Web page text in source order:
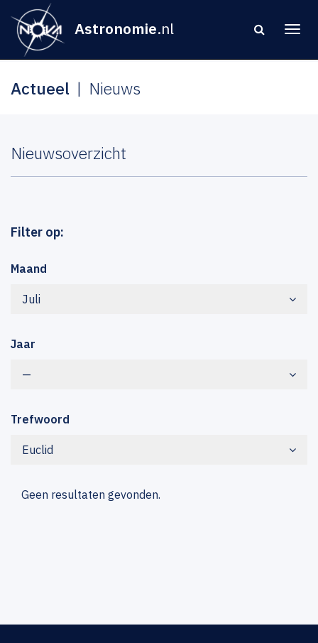
Astronomie.nl
Actueel Nieuws
Nieuwsoverzicht
Filter op:
Maand
Juli
Jaar
—
Trefwoord
Euclid
Geen resultaten gevonden.